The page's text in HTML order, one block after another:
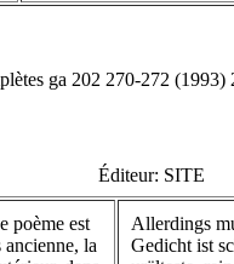
ga 202 270-272 (1993)
Éditeur: SITE
poème est
ancienne, la
Allerdings
Gedicht ist